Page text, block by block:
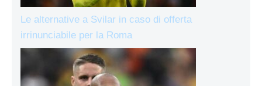
Le alternative a Svilar in caso di offerta
irrinunciabile per la Roma